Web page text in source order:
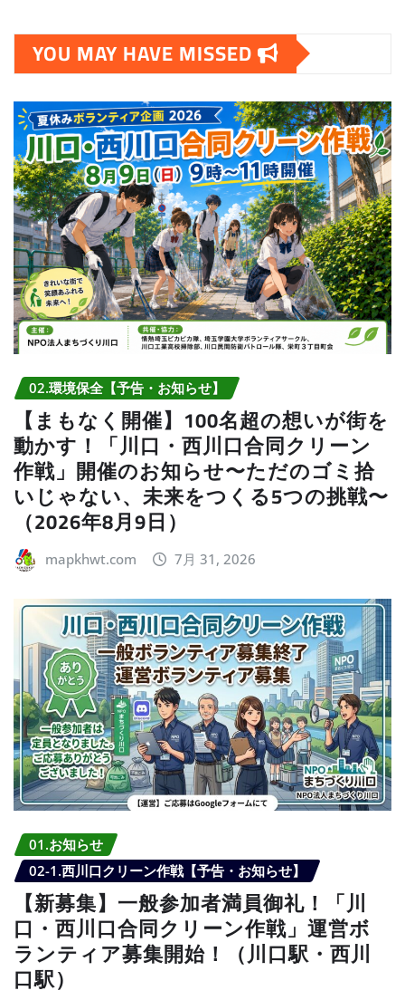
YOU MAY HAVE MISSED
02.環境保全【予告・お知らせ】
【まもなく開催】100名超の想いが街を
動かす！「川口・西川口合同クリーン
作戦」開催のお知らせ〜ただのゴミ拾
いじゃない、未来をつくる5つの挑戦〜
（2026年8月9日）
mapkhwt.com 7月 31, 2026
01.お知らせ
02-1.西川口クリーン作戦【予告・お知らせ】
【新募集】一般参加者満員御礼！「川
口・西川口合同クリーン作戦」運営ボ
ランティア募集開始！（川口駅・西川
口駅）